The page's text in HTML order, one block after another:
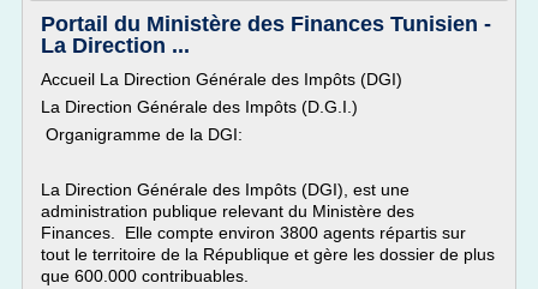
Portail du Ministère des Finances Tunisien -
La Direction ...
Accueil La Direction Générale des Impôts (DGI)
La Direction Générale des Impôts (D.G.I.)
Organigramme de la DGI:
La Direction Générale des Impôts (DGI), est une
administration publique relevant du Ministère des
Finances. Elle compte environ 3800 agents répartis sur
tout le territoire de la République et gère les dossier de plus
que 600.000 contribuables.